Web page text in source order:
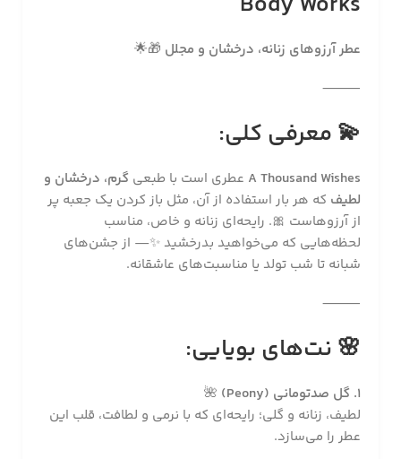
عطر آرزوهای زنانه، درخشان و مجلل 🎁🌟
⸻
💫 معرفی کلی:
A Thousand Wishes عطری است با طبعی گرم، درخشان و
لطیف که هر بار استفاده از آن، مثل باز کردن یک جعبه پر
از آرزوهاست 🎀. رایحه‌ای زنانه و خاص، مناسب
لحظه‌هایی که می‌خواهید بدرخشید ✨— از جشن‌های
شبانه تا شب تولد یا مناسبت‌های عاشقانه.
⸻
🌸 نت‌های بویایی:
1. گل صدتومانی (Peony)
🌺
لطیف، زنانه و گلی؛ رایحه‌ای که با نرمی و لطافت، قلب این
عطر را می‌سازد.